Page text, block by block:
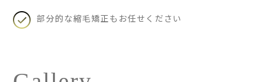
部分的な縮毛矯正もお任せください